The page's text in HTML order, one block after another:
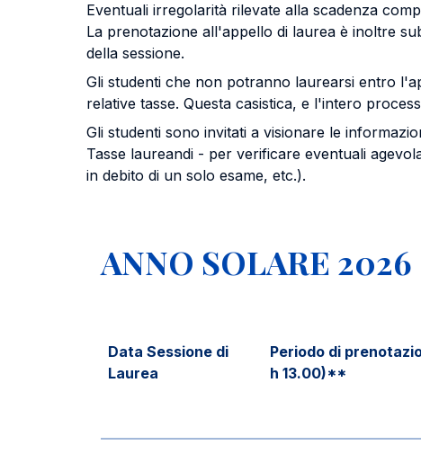
Eventuali irregolarità rilevate alla scadenza
La prenotazione all'appello di laurea è inoltre
della sessione.
Gli studenti che non potranno laurearsi entro
relative tasse. Questa casistica, e l'intero
Gli studenti sono invitati a visionare le
Tasse laureandi - per verificare eventuali
in debito di un solo esame, etc.).
ANNO SOLARE 2026
Data Sessione di
Laurea
Periodo di
h 13.00)**